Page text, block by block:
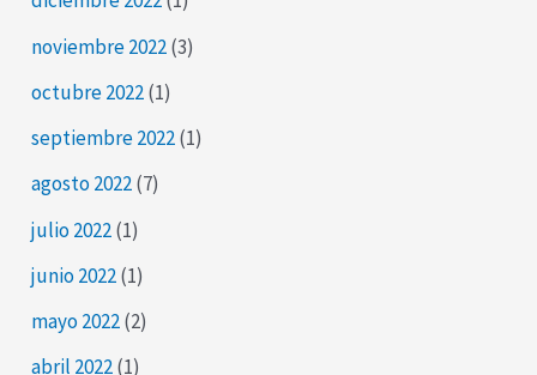
noviembre 2022(3)
octubre 2022(1)
septiembre 2022(1)
agosto 2022(7)
julio 2022(1)
junio 2022(1)
mayo 2022(2)
abril 2022(1)